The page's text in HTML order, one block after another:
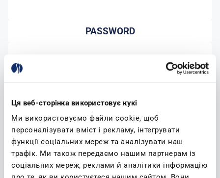
Ця веб-сторінка використовує кукі
Ми використовуємо файли cookie, щоб
персоналізувати вміст і рекламу, інтегрувати
функції соціальних мереж та аналізувати наш
трафік. Ми також передаємо нашим партнерам із
соціальних мереж, реклами й аналітики інформацію
PASSWORD
Conferma password:
Accetto l'informativa sulla privacy